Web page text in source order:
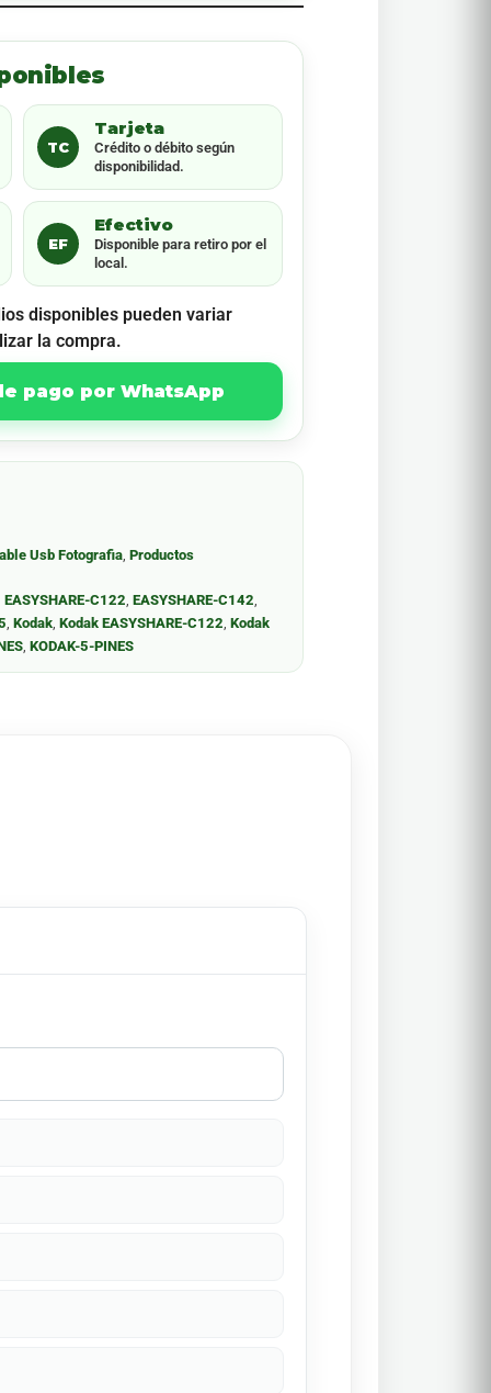
TC
Tarjeta
Crédito o débito según
disponibilidad.
EF
Efectivo
Disponible para retiro por el
local.
disponibles pueden variar
la compra.
pago por WhatsApp
Usb Fotografia,Productos
EASYSHARE-C122,EASYSHARE-C142,
,Kodak,Kodak EASYSHARE-C122,Kodak
,KODAK-5-PINES